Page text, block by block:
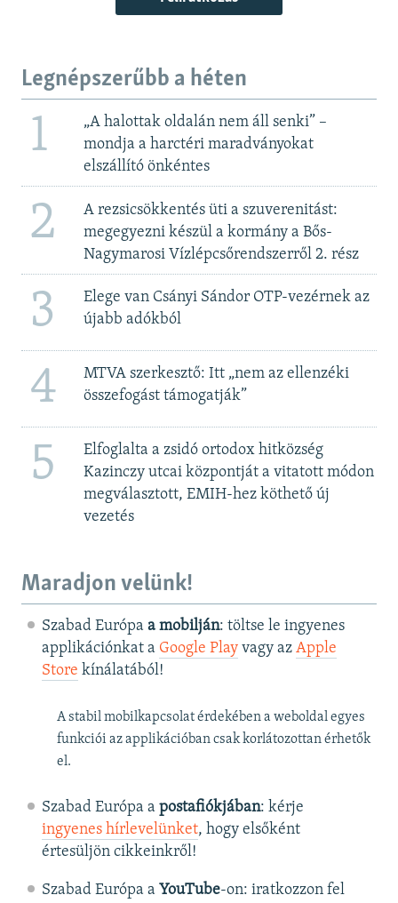
Legnépszerűbb a héten
1
„A halottak oldalán nem áll senki” –
mondja a harctéri maradványokat
elszállító önkéntes
2
A rezsicsökkentés üti a szuverenitást:
megegyezni készül a kormány a Bős-
Nagymarosi Vízlépcsőrendszerről 2. rész
3
Elege van Csányi Sándor OTP-vezérnek az
újabb adókból
4
MTVA szerkesztő: Itt „nem az ellenzéki
összefogást támogatják”
5
Elfoglalta a zsidó ortodox hitközség
Kazinczy utcai központját a vitatott módon
megválasztott, EMIH-hez köthető új
vezetés
Maradjon velünk!
Szabad Európa a mobilján: töltse le ingyenes
applikációnkat a Google Playvagy az Apple
Store kínálatából!
A stabil mobilkapcsolat érdekében a weboldal egyes
funkciói az applikációban csak korlátozottan érhetők
el.
Szabad Európa a postafiókjában: kérje
ingyenes hírlevelünket, hogy elsőként
értesüljön cikkeinkről!
Szabad Európa a YouTube-on: iratkozzon fel